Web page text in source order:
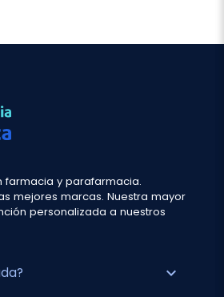
farmacia y parafarmacia.
mejores marcas. Nuestra mayor
personalizada a nuestros
expand_more